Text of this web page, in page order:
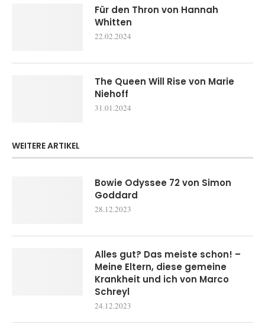
Für den Thron von Hannah
Whitten
22.02.2024
The Queen Will Rise von Marie
Niehoff
31.01.2024
WEITERE ARTIKEL
Bowie Odyssee 72 von Simon
Goddard
28.12.2023
Alles gut? Das meiste schon! –
Meine Eltern, diese gemeine
Krankheit und ich von Marco
Schreyl
24.12.2023